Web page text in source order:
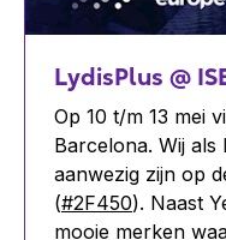
LydisPlus @
Op 10 t/m 13 mei
Barcelona. Wij
aanwezig zijn op
(#2F450). Naast
mooie merken